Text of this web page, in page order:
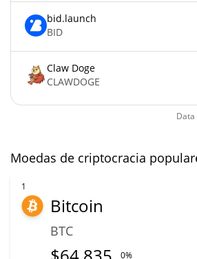
bid.launch
BID
Claw Doge
CLAWDOGE
Moedas de criptocracia
1
Bitcoin
BTC
0%